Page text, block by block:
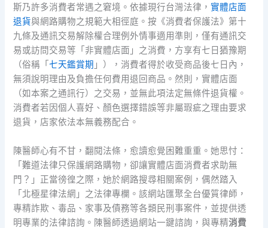
斯乃許多消費者常遇之窘境。依據現行台灣法律，實體店面
退貨與網路購物之規範大相徑庭。按《消費者保護法》第十
九條及通訊交易解除權合理例外情事適用準則，僅有通訊交
易或訪問交易等「非實體店面」之消費，方享有七日猶豫期
（俗稱「七天鑑賞期 」），消費者得於收受商品後七日內，
無須說明理由及負擔任何費用退回商品。然則，實體店面
（如本案之通訊行）之交易，並無此項法定無條件退貨權。
消費者若因個人喜好、顏色選擇錯誤等非屬瑕疵之理由要求
退貨，店家依法本無義務配合。
陳醫師心有不甘，翻閱法條，愈讀愈覺困難重重。她思忖：
「難道法律只保護網路購物，卻讓實體店面消費者求助無
門？」正當徬徨之際，她於網路搜尋相關案例，偶然踏入
「北極星律法網」之法律專欄。該網站匯聚全台優質律師，
專精詐欺、毒品、家事及債務等各類民刑事案件，並提供透
明專業的法律諮詢。陳醫師透過網站一鍵諮詢，與專精消費